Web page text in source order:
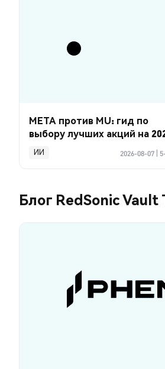
META против MU: гид по
выбору лучших акций на
год
ИИ 2026-08-07
Блог RedSonic Vault